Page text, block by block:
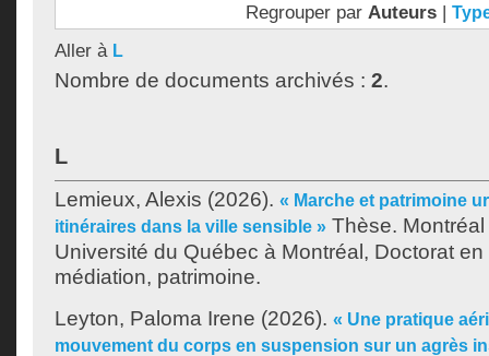
Regrouper par Auteurs|
Aller à L
Nombre de documents archivés : 2.
L
Lemieux, Alexis (2026). « Marche et patrimoine
itinéraires dans la ville sensible » Thèse.
Université du Québec à Montréal, Doctorat
médiation, patrimoine.
Leyton, Paloma Irene (2026). « Une pratique
mouvement du corps en suspension sur un agrès